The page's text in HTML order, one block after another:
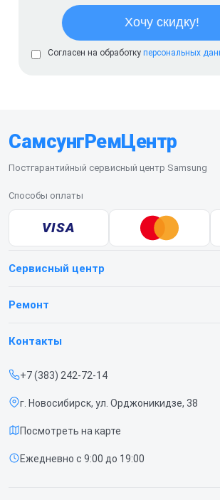
Согласен на обработку персональных
СамсунгРемЦентр
Постгарантийный сервисный центр Samsung
Способы оплаты
VISA
Сервисный центр
О нашем сервисе
Срочный ремонт
Доставка и способы оплаты
Диагностика
Контакты
Ремонт
Телефонов
Контакты
+7 (383) 242-72-14
г. Новосибирск, ул. Орджоникидзе, 38
Посмотреть на карте
Ежедневно с 9:00 до 19:00